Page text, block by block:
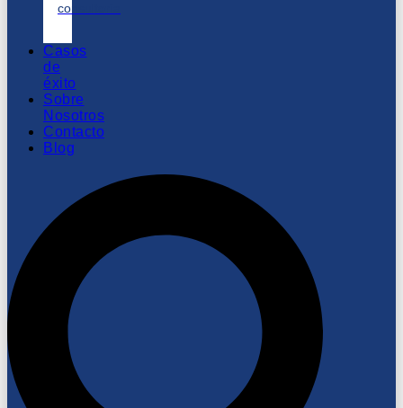
consultoría
Casos
de
éxito
Sobre
Nosotros
Contacto
Blog